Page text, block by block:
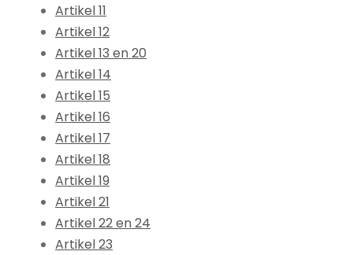
Artikel 11
Artikel 12
Artikel 13 en 20
Artikel 14
Artikel 15
Artikel 16
Artikel 17
Artikel 18
Artikel 19
Artikel 21
Artikel 22 en 24
Artikel 23